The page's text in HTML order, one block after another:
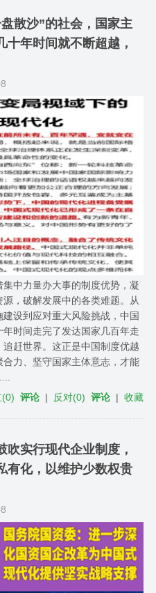
散沙”的社会，国家主
年时间就不断超越，
中力量办大事的制度优势，凝
，破解发展中的各类难题。从
设到应对重大风险挑战，中国
时间走完了发达国家几百年走
赶世界。这正是中国制度优越
力、坚守国家主体意志，才能
(0) 评论 | 反对(0) 评论 |收藏
吹实行现代企业制度，
有化，以维护少数权贵